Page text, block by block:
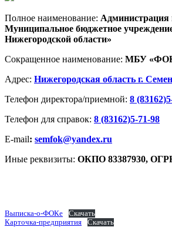
Полное наименование: Администрация
Муниципальное бюджетное
Нижегородской области»
Сокращенное наименование: МБУ «ФОК
Адрес: Нижегородская область г.
Телефон директора/приемной: 8
Телефон для справок: 8 (83162)5-71-98
E-mail: semfok@yandex.ru
Иные реквизиты: ОКПО 83387930,
Выписка-о-ФОКе
Скачать
Карточка-предприятия
Скачать